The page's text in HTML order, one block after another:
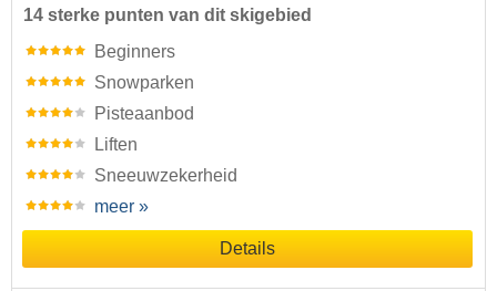
14 sterke punten van dit skigebied
Beginners
Snowparken
Pisteaanbod
Liften
Sneeuwzekerheid
meer »
Details